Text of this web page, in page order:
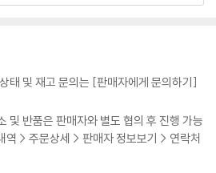
통해 획득하는 이해와도 같은 것이다.
용어가 함축하고 있듯이, 미적 취미(tast
의 구별되지 않으며, 이 두 경우 모두 교육
들보다 결국 더 많은 보상을 받는다 ― 그리
이 증명된다.
에 대한 방향을 설정하는 예술적 문서나
언문의 규정에 맞지 않는 것은 미술로 인정
지적한다. 이렇게 고정화된 미술 개념의
미했다.
당시는 그 의미를 알지 못하고 어느 정도
태 및 재고 문의는 [판매자에게 문의하기]
및 반품은 판매자와 별도 협의 후 진행 가능
역 > 주문상세 > 판매자 정보보기 > 연락처